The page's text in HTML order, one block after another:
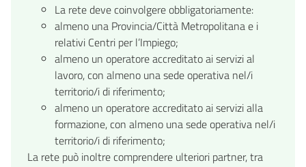
La rete deve coinvolgere obbligatoriamente:
almeno una Provincia/Città Metropolitana e i
relativi Centri per l’Impiego;
almeno un operatore accreditato ai servizi al
lavoro, con almeno una sede operativa nel/i
territorio/i di riferimento;
almeno un operatore accreditato ai servizi alla
formazione, con almeno una sede operativa nel/i
territorio/i di riferimento;
La rete può inoltre comprendere ulteriori partner, tra